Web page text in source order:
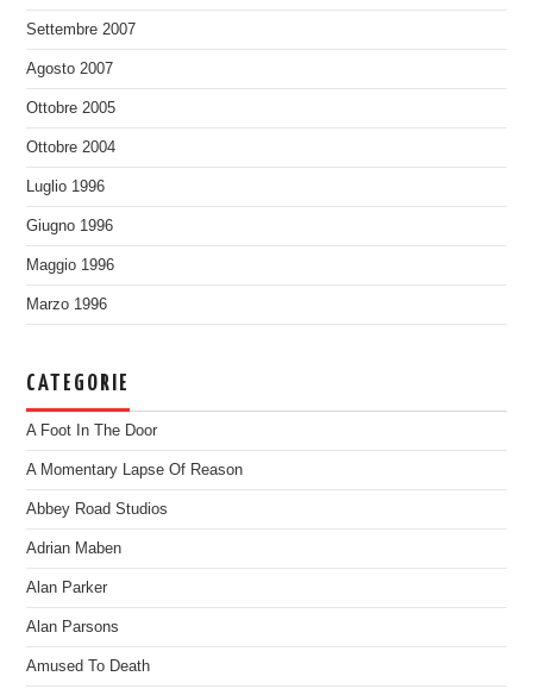
Settembre 2007
Agosto 2007
Ottobre 2005
Ottobre 2004
Luglio 1996
Giugno 1996
Maggio 1996
Marzo 1996
CATEGORIE
A Foot In The Door
A Momentary Lapse Of Reason
Abbey Road Studios
Adrian Maben
Alan Parker
Alan Parsons
Amused To Death